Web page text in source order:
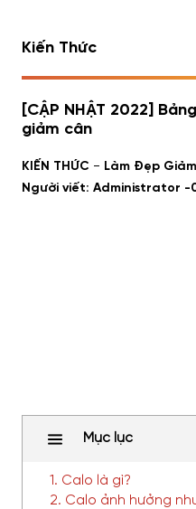
Kiến Thức
[CẬP NHẬT 2022]
giảm cân
KIẾN THỨC - Làm Đẹp
Người viết: Administrator -
Mục lục
1. Calo là gì?
2. Calo ảnh hưởng